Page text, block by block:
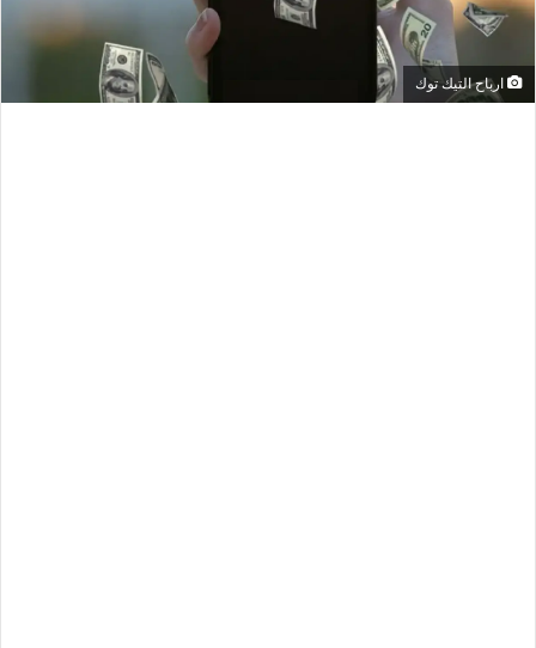
ارباح التيك توك